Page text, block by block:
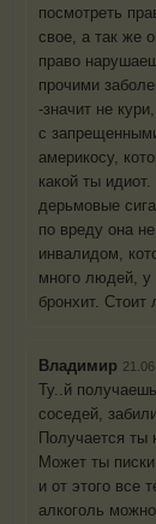
посмотреть
свое, а так же
право
прочими
-значит не
с
америкосу,
какой ты
дерьмовые
по вреду она
инвалидом,
много людей, у
бронхит. Стоит
Владимир
Ту..й
соседей,
Получается ты
Может ты
и от этого все
алкоголь